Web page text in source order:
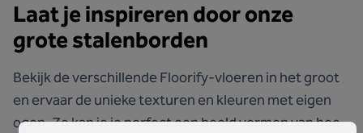
Laat je inspireren door onze
grote stalenborden
Bekijk de verschillende Floorify-vloeren in het groot
en ervaar de unieke texturen en kleuren met eigen
ogen. Zo kan je je perfect een beeld vormen van hoe